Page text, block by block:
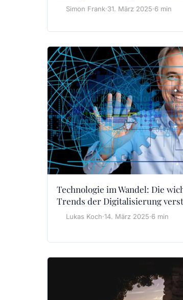
Simon Frank·31. März 2025·6 min
Technologie im Wandel: Die
Trends der Digitalisierung
Lukas Koch·14. März 2025·6 min